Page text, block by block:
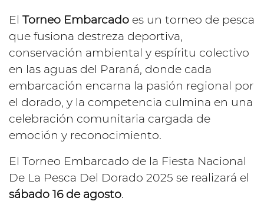
El Torneo Embarcado es un torneo de pesca
que fusiona destreza deportiva,
conservación ambiental y espíritu colectivo
en las aguas del Paraná, donde cada
embarcación encarna la pasión regional por
el dorado, y la competencia culmina en una
celebración comunitaria cargada de
emoción y reconocimiento.
El Torneo Embarcado de la Fiesta Nacional
De La Pesca Del Dorado 2025 se realizará el
sábado 16 de agosto.